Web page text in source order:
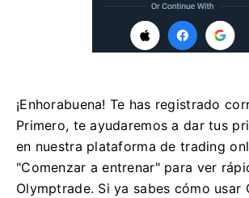
¡Enhorabuena! Te has registrado
Primero, te ayudaremos a dar tus
en nuestra plataforma de trading
"Comenzar a entrenar" para ver
Olymptrade. Si ya sabes cómo usar